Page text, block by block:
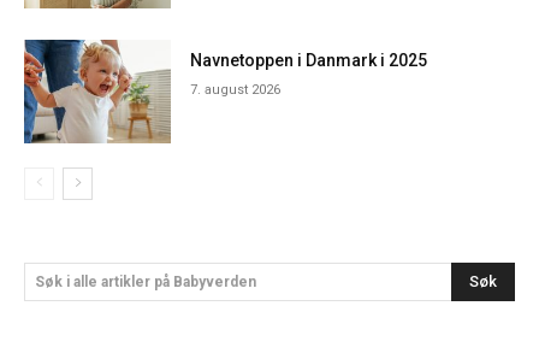
Navnetoppen i Danmark i 2025
7. august 2026
Søk i alle artikler på Babyverden Søk